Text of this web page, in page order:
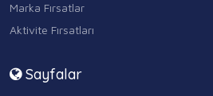
Marka Fırsatlar
Aktivite Fırsatları
Sayfalar